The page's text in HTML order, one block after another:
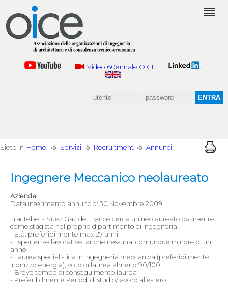
Video 60ennale OICE
Siete in Home Servizi Recruitment Annunci
Ingegnere Meccanico neolaureato
Azienda:
Data inserimento annuncio: 30 Novembre 2009
Tractebel - Suez Gaz de France cerca un neolaureato da inserire
come stagista nel proprio dipartimento di Ingegneria.
- Età: preferibilmente max 27 anni.
- Esperienze lavorative: anche nessuna, comunque minore di un
anno.
- Laurea specialistica in Ingegneria meccanica (preferibilmente
indirizzo energia), voto di laurea almeno 90/100
- Breve tempo di conseguimento laurea
- Preferibilmente Periodi di studio/lavoro allestero.